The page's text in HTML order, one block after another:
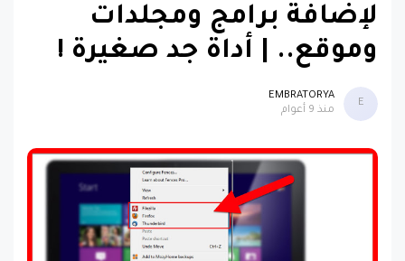
لإضافة برامج ومجلدات
وموقع.. | أداة جد صغيرة !
E
EMBRATORYA
منذ 9 أعوام